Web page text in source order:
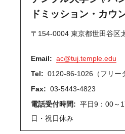
ドミッション・カウ
〒154-0004 東京都世田谷区
Email: ac@tuj.temple.edu
Tel: 0120-86-1026（フリー
Fax: 03-5443-4823
電話受付時間: 平日9：00～
日・祝日休み